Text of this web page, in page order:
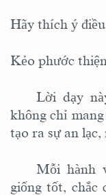
Hãy thích ý
Kẻo phước
Lời dạy
không chỉ
tạo ra sự an
Mỗi hành
giống tốt, chắc